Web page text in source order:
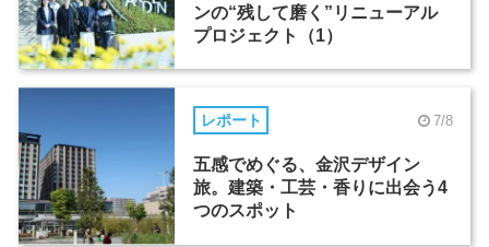
ンの“残して磨く”リニューアル
プロジェクト（1）
レポート 7/8
五感でめぐる、金沢デザイン
旅。建築・工芸・香りに出会う4
つのスポット